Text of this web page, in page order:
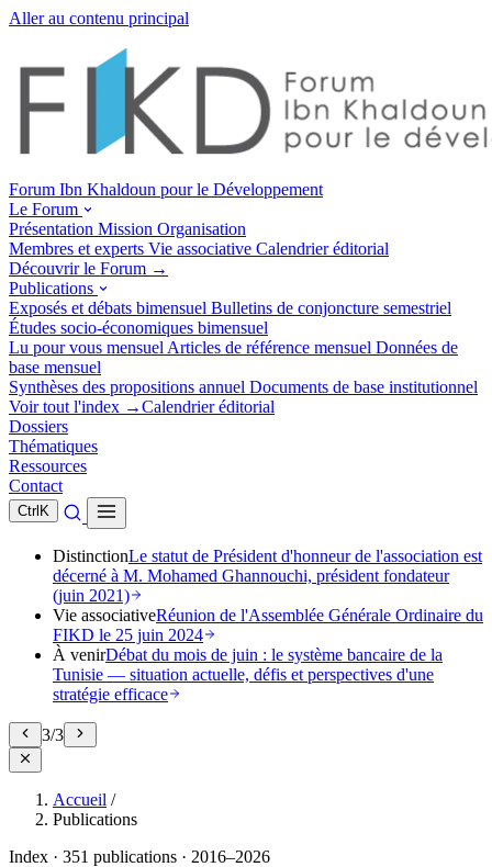
Aller au contenu principal
Forum Ibn Khaldoun pour le Développement
Le Forum
Présentation Mission Organisation
Membres et experts Vie associative Calendrier éditorial
Découvrir le Forum →
Publications
Exposés et débats bimensuel Bulletins de conjoncture semestriel
Études socio-économiques bimensuel
Lu pour vous mensuel Articles de référence mensuel Données de
base mensuel
Synthèses des propositions annuel Documents de base institutionnel
Voir tout l'index →Calendrier éditorial
Dossiers
Thématiques
Ressources
Contact
Ctrl K
DistinctionLe statut de Président d'honneur de l'association est
décerné à M. Mohamed Ghannouchi, président fondateur
(juin 2021)
Vie associativeRéunion de l'Assemblée Générale Ordinaire du
FIKD le 25 juin 2024
À venirDébat du mois de juin : le système bancaire de la
Tunisie — situation actuelle, défis et perspectives d'une
stratégie efficace
3/3
Accueil /
Publications
Index · 351 publications · 2016–2026